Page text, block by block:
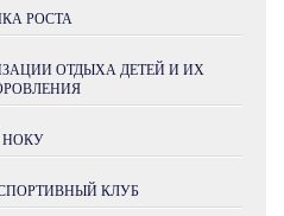
РОСТА
ОТДЫХА ДЕТЕЙ И ИХ
НОКУ
КЛУБ